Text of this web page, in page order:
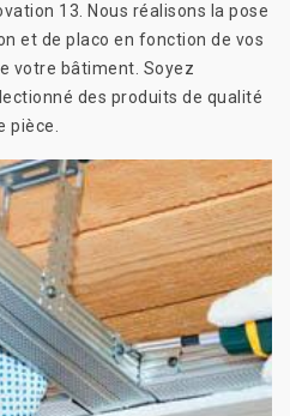
13. Nous réalisons la pose
et de placo en fonction de vos
votre bâtiment. Soyez
des produits de qualité
pièce.